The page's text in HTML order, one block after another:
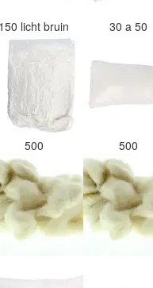
licht bruin 30 a 50
500 500